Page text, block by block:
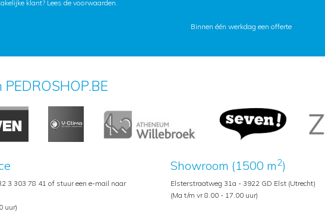
klant? Lees de voorwaarden.
Binnen één werkdag een offerte
3 303 78 41 of stuur een e-mail naar
uur)
Showroom (1500 m2)
Elsterstraatweg 31a - 3922 GD Elst (Utrecht)
(Ma t/m vr 8.00 - 17.00 uur)